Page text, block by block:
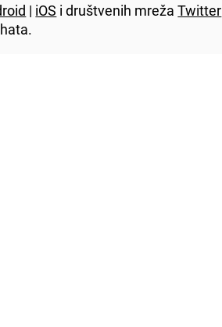
| iOS i društvenih mrežaTwitter